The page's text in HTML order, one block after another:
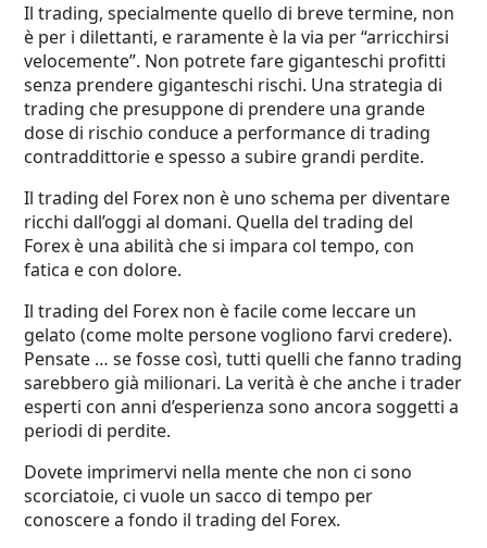
Il trading, specialmente quello di breve termine, non
è per i dilettanti, e raramente è la via per “arricchirsi
velocemente”. Non potrete fare giganteschi profitti
senza prendere giganteschi rischi. Una strategia di
trading che presuppone di prendere una grande
dose di rischio conduce a performance di trading
contraddittorie e spesso a subire grandi perdite.
Il trading del Forex non è uno schema per diventare
ricchi dall’oggi al domani. Quella del trading del
Forex è una abilità che si impara col tempo, con
fatica e con dolore.
Il trading del Forex non è facile come leccare un
gelato (come molte persone vogliono farvi credere).
Pensate … se fosse così, tutti quelli che fanno trading
sarebbero già milionari. La verità è che anche i trader
esperti con anni d’esperienza sono ancora soggetti a
periodi di perdite.
Dovete imprimervi nella mente che non ci sono
scorciatoie, ci vuole un sacco di tempo per
conoscere a fondo il trading del Forex.